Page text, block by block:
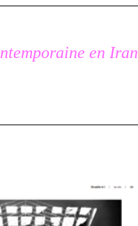
en Iran